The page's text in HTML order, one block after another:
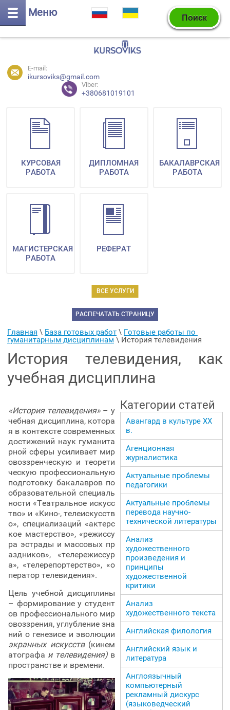
Меню
E-mail:
ikursoviks@gmail.com
Viber:
+380681019101
ВСЕ УСЛУГИ
КУРСОВАЯ
РАБОТА
ДИПЛОМНАЯ
РАБОТА
БАКАЛАВРСКАЯ
РАБОТА
МАГИСТЕРСКАЯ
РАБОТА
РЕФЕРАТ
РАСПЕЧАТАТЬ СТРАНИЦУ
Главная \ База готовых работ \ Готовые работы по
гуманитарным дисциплинам \ История телевидения
История телевидения, как
учебная дисциплина
«История телевидения»– у
чебная дисциплина, котора
я в контексте современных
достижений наук гуманита
рной сферы усиливает мир
овоззренческую и теорети
ческую профессиональную
подготовку бакалавров по
образовательной специаль
ности «Театральное искусс
тво» и «Кино-, телеискусств
о», специализаций «актерс
кое мастерство», «режиссу
ра эстрады и массовых пр
аздников», «телережиссур
а», «телерепортерство», «о
ператор телевидения».
Цель учебной дисциплины
– формирование у студент
ов профессионального мир
овоззрения, углубление зна
ний о генезисе и эволюции
экранных искусств(кинем
атографа и телевидения)в
пространстве и времени.
Категории статей
Авангард в культуре ХХ
в.
Агенционная
журналистика
Актуальные проблемы
педагогики
Актуальные проблемы
перевода научно-
технической литературы
Анализ
художественного
произведения и
принципы
художественной
критики
Анализ
художественного текста
Английская филология
Английский язык и
литература
Англоязычный
компьютерный
рекламный дискурс
(языковедческий